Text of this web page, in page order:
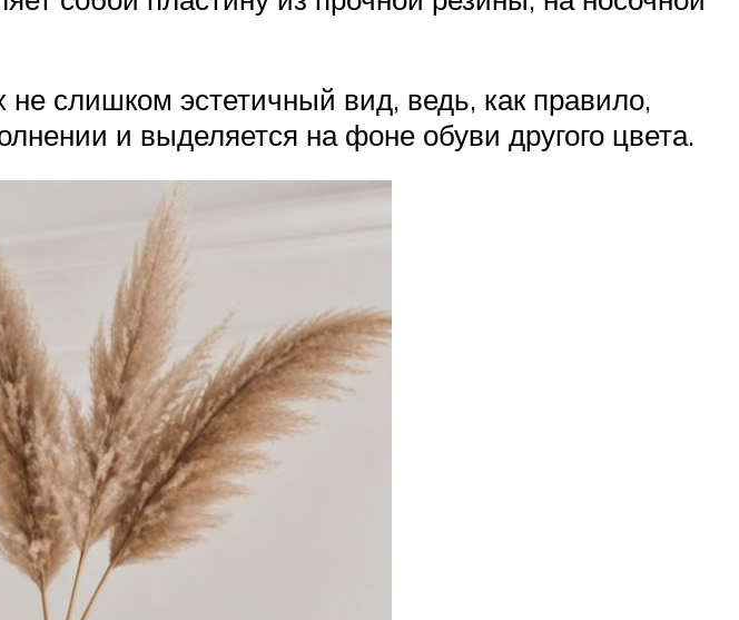
слишком эстетичный вид, ведь, как правило,
и выделяется на фоне обуви другого цвета.